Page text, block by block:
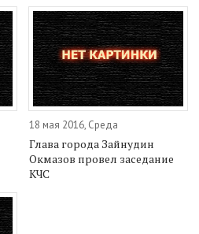
18 мая 2016, Среда
Глава города Зайнудин
Окмазов провел заседание
КЧС